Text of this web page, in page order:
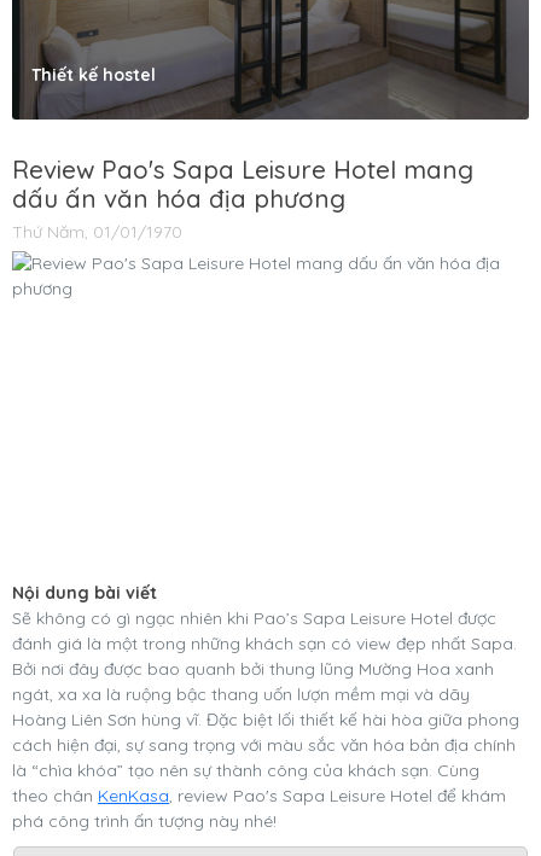
Thiết kế hostel
Review Pao's Sapa Leisure Hotel mang
dấu ấn văn hóa địa phương
Thứ Năm, 01/01/1970
Nội dung bài viết
Sẽ không có gì ngạc nhiên khi Pao’s Sapa Leisure Hotel được
đánh giá là một trong những khách sạn có view đẹp nhất Sapa.
Bởi nơi đây được bao quanh bởi thung lũng Mường Hoa xanh
ngát, xa xa là ruộng bậc thang uốn lượn mềm mại và dãy
Hoàng Liên Sơn hùng vĩ. Đặc biệt lối thiết kế hài hòa giữa phong
cách hiện đại, sự sang trọng với màu sắc văn hóa bản địa chính
là “chìa khóa” tạo nên sự thành công của khách sạn. Cùng
theo chân KenKasa , review Pao's Sapa Leisure Hotel để khám
phá công trình ấn tượng này nhé!